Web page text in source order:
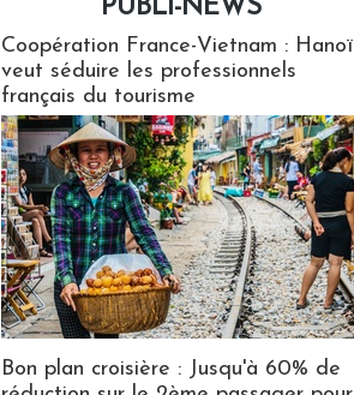
PUBLI-NEWS
Coopération France-Vietnam : Hanoï
veut séduire les professionnels
français du tourisme
Bon plan croisière : Jusqu'à 60% de